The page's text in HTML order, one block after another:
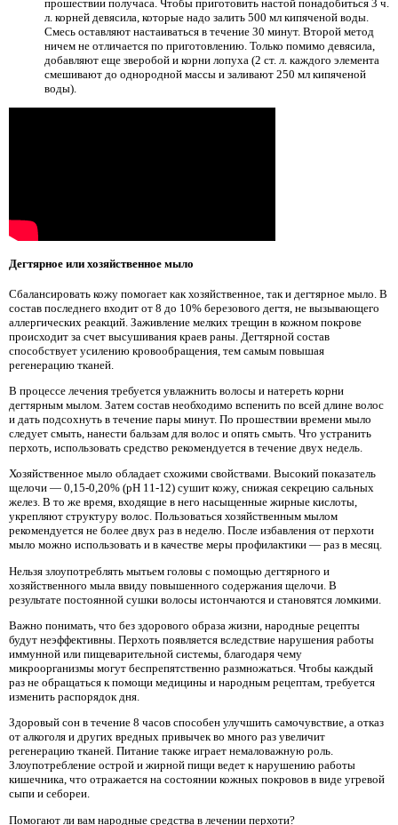
прошествии получаса. Чтобы приготовить настой понадобиться 3 ч.
л. корней девясила, которые надо залить 500 мл кипяченой воды.
Смесь оставляют настаиваться в течение 30 минут. Второй метод
ничем не отличается по приготовлению. Только помимо девясила,
добавляют еще зверобой и корни лопуха (2 ст. л. каждого элемента
смешивают до однородной массы и заливают 250 мл кипяченой
воды).
Дегтярное или хозяйственное мыло
Сбалансировать кожу помогает как хозяйственное, так и дегтярное мыло. В
состав последнего входит от 8 до 10% березового дегтя, не вызывающего
аллергических реакций. Заживление мелких трещин в кожном покрове
происходит за счет высушивания краев раны. Дегтярной состав
способствует усилению кровообращения, тем самым повышая
регенерацию тканей.
В процессе лечения требуется увлажнить волосы и натереть корни
дегтярным мылом. Затем состав необходимо вспенить по всей длине волос
и дать подсохнуть в течение пары минут. По прошествии времени мыло
следует смыть, нанести бальзам для волос и опять смыть. Что устранить
перхоть, использовать средство рекомендуется в течение двух недель.
Хозяйственное мыло обладает схожими свойствами. Высокий показатель
щелочи — 0,15-0,20% (pH 11-12) сушит кожу, снижая секрецию сальных
желез. В то же время, входящие в него насыщенные жирные кислоты,
укрепляют структуру волос. Пользоваться хозяйственным мылом
рекомендуется не более двух раз в неделю. После избавления от перхоти
мыло можно использовать и в качестве меры профилактики — раз в месяц.
Нельзя злоупотреблять мытьем головы с помощью дегтярного и
хозяйственного мыла ввиду повышенного содержания щелочи. В
результате постоянной сушки волосы истончаются и становятся ломкими.
Важно понимать, что без здорового образа жизни, народные рецепты
будут неэффективны. Перхоть появляется вследствие нарушения работы
иммунной или пищеварительной системы, благодаря чему
микроорганизмы могут беспрепятственно размножаться. Чтобы каждый
раз не обращаться к помощи медицины и народным рецептам, требуется
изменить распорядок дня.
Здоровый сон в течение 8 часов способен улучшить самочувствие, а отказ
от алкоголя и других вредных привычек во много раз увеличит
регенерацию тканей. Питание также играет немаловажную роль.
Злоупотребление острой и жирной пищи ведет к нарушению работы
кишечника, что отражается на состоянии кожных покровов в виде угревой
сыпи и себореи.
Помогают ли вам народные средства в лечении перхоти?